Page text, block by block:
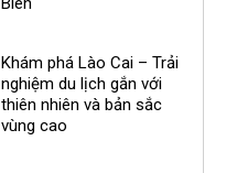
Khám phá Lào Cai – Trải
nghiệm du lịch gắn với
thiên nhiên và bản sắc
vùng cao